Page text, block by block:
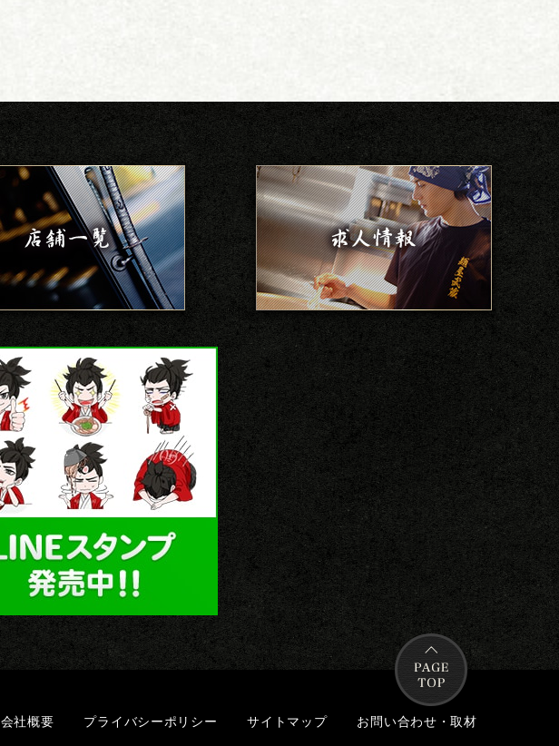
会社概要 プライバシーポリシー サイトマップ お問い合わせ・取材